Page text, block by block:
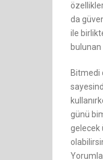
da
ile
bulunan
Bitmedi
günü
gelecek